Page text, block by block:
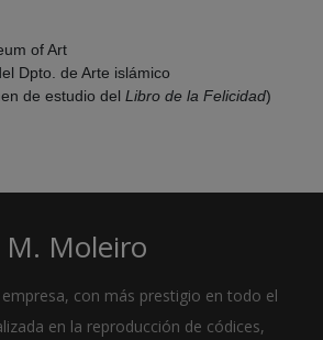
of Art
Dpto. de Arte islámico
de estudio del Libro de la Felicidad)
M. Moleiro
con más prestigio en todo el
en la reproducción de códices,